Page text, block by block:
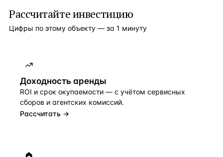
Рассчитайте инвестицию
Цифры по этому объекту — за 1 минуту
Доходность аренды
ROI и срок окупаемости — с учётом сервисных
сборов и агентских комиссий.
Рассчитать →